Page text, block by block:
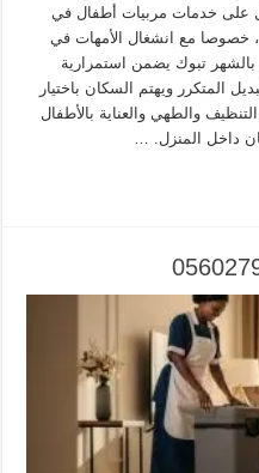
على خدمات مربيات أطفال في
خصوصا مع انشغال الأمهات في
تبوك يضمن استمرارية
المتكرر ويهتم السكان باختيار
والطهي والعناية بالأطفال
داخل المنزل. …